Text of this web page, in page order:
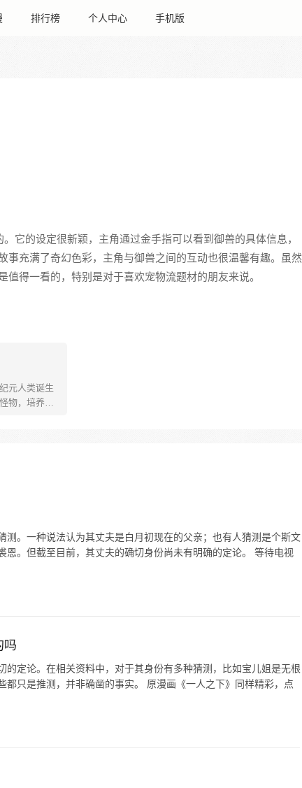
排行榜 个人中心 手机版
它的设定很新颖，主角通过金手指可以看到御兽的具体信息，
事充满了奇幻色彩，主角与御兽之间的互动也很温馨有趣。虽然
值得一看的，特别是对于喜欢宠物流题材的朋友来说。
元人类诞生
物，培养怪
九天的真
测。一种说法认为其丈夫是白月初现在的父亲；也有人猜测是个斯文
恩。但截至目前，其丈夫的确切身份尚未有明确的定论。 等待电视
吗
的定论。在相关资料中，对于其身份有多种猜测，比如宝儿姐是无根
都只是推测，并非确凿的事实。 原漫画《一人之下》同样精彩，点